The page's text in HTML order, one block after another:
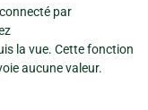
par
la vue. Cette fonction
aucune valeur.